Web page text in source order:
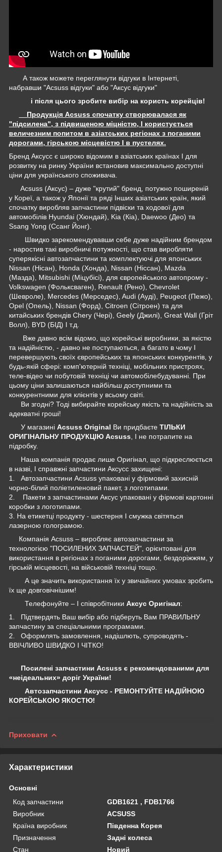
А також можете переглянути відгуки в Інтернеті,
набравши "Acsuss відгуки" або "Аксус відгуки"
і після цього зробите вибір на користь корейців!
Продукція Acsuss спочатку створювалася як
"підсилена", з підвищеною міцністю, І користується
величезним попитом в азіатських регіонах з поганими
дорогами, гірською місцевістю І в пустелях.
Бренд Аксусс є широко відомим в азіатських країнах І для
розвитку на ринку України встановив максимально доступні
ціни для українського споживача.
Acsuss (Аксус) – дуже "крутий" бренд, потужно поширеній
у Кореї, а також у Японії та ряді Інших азіатських країн, який
спочатку виробляв запчастини підвіски та ходової для
автомобілів Hyundai (Хюндай), Kia (Кіа), Daewoo (Део) та
Ssang Yong (Ссанг Йонг).
Швидко зарекомендувавши себе дуже надійним брендом
- наростив такі виробничі потужності, що став виробляти
суперякісні автозапчастини та комплектуючі для японських
Nissan (Нісан), Honda (Хонда), Nissan (Ніссан), Mazda
(Мазда), Mitsubishi (Міцубісі), для європейського автопрому -
Volkswagen (Фольксваген), Renault (Рено), Chevrolet
(Шевроле), Mercedes (Мерседес), Audi (Ауді), Peugeot (Пежо),
Opel (Опель), Nissan (Форд), Citroen (Сітроен) та для
китайських брендів Chery (Чері), Geely (Джилі), Great Wall (Гріт
Волл), BYD (БІД) І т.д.
Вже давно всім відомо, що корейські виробники, за якістю
та надійністю, - давно не поступаються, а багато в чому І
перевершують своїх європейських та японських конкурентів, у
будь-якій сфері: комп'ютерній техніці, мобільних пристроях,
теле-відео чи побутовій техніці чи автомобілебудуванні. При
цьому ціни залишаються найбільш доступними та
конкурентними для клієнтів у всьому світі.
Ви згодні? Тоді вибирайте корейську якість та надійність за
адекватні гроші!
У магазині Acsuss Original Ви придбаєте ТІЛЬКИ
ОРИГІНАЛЬНУ ПРОДУКЦІЮ Acsuss , І не потрапите на
підробку.
Наша компанія продає лише Оригінал, що підкреслюється
в назві, І справжні запчастини Аксусс захищені:
1. Автозапчастини Acsuss упаковані у фірмовий захисній
чорно-білий поліетиленовий пакет, з логотипами.
2. Пакети з запчастинами Аксус упаковані у фірмові картонні
коробки з логотипами.
3. На етикетці продукту - шестерня І смужка світяться
лазерною голограмою.
Компанія Acsuss – виробляє автозапчастини за
технологією "ПОСИЛЕНИХ ЗАПЧАСТЕЙ", орієнтовані для
використання в регіонах з поганими дорогами, бездоріжжям, у
гірській місцевості, на військовій техніці тощо.
А це значить використання їх у звичайних умовах зробить
їх ще довговічнішим!
Телефонуйте – І співробітники Аксус Оригінал:
1. Підтвердять Ваш вибір або підберуть Вам ПРАВИЛЬНУ
запчастину за спеціальними програмами.
2. Оформлять замовлення, надішлють, супроводять -
ВВІЧЛИВО ШВИДКО І ЧІТКО!
Посилені запчастини Acsuss є рекомендованими для
«неідеальних» доріг України!
Автозапчастини Аксусс - РЕМОНТУЙТЕ НАДІЙНОЮ
КОРЕЙСЬКОЮ ЯКОСТЮ!
Приховати
Характеристики
Основні
Код запчастини
GDB1621 , FDB1766
Виробник
ACSUSS
Країна виробник
Південна Корея
Призначення
Задні колеса
Стан
Новий